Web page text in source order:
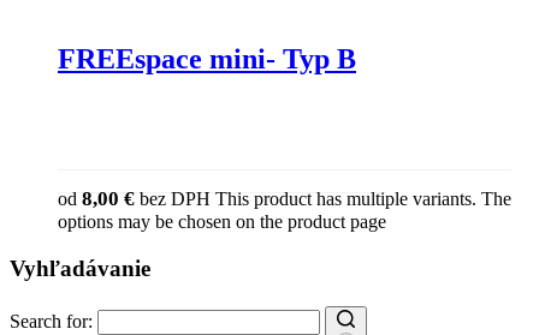
FREEspace mini- Typ B
od 8,00 € bez DPH This product has multiple variants. The
options may be chosen on the product page
Vyhľadávanie
Search for: